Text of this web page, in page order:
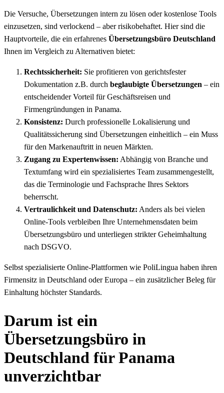
Die Versuche, Übersetzungen intern zu lösen oder kostenlose Tools
einzusetzen, sind verlockend – aber risikobehaftet. Hier sind die
Hauptvorteile, die ein erfahrenes Übersetzungsbüro Deutschland
Ihnen im Vergleich zu Alternativen bietet:
Rechtssicherheit: Sie profitieren von gerichtsfester
Dokumentation z.B. durch beglaubigte Übersetzungen – ein
entscheidender Vorteil für Geschäftsreisen und
Firmengründungen in Panama.
Konsistenz: Durch professionelle Lokalisierung und
Qualitätssicherung sind Übersetzungen einheitlich – ein Muss
für den Markenauftritt in neuen Märkten.
Zugang zu Expertenwissen: Abhängig von Branche und
Textumfang wird ein spezialisiertes Team zusammengestellt,
das die Terminologie und Fachsprache Ihres Sektors
beherrscht.
Vertraulichkeit und Datenschutz: Anders als bei vielen
Online-Tools verbleiben Ihre Unternehmensdaten beim
Übersetzungsbüro und unterliegen strikter Geheimhaltung
nach DSGVO.
Selbst spezialisierte Online-Plattformen wie PoliLingua haben ihren
Firmensitz in Deutschland oder Europa – ein zusätzlicher Beleg für
Einhaltung höchster Standards.
Darum ist ein
Übersetzungsbüro in
Deutschland für Panama
unverzichtbar